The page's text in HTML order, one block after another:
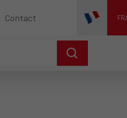
Contact